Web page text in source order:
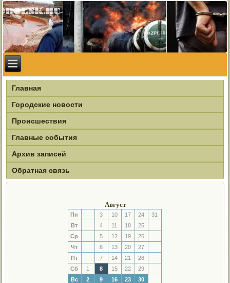
Главная
Городские новости
Происшествия
Главные события
Архив записей
Обратная связь
Август
Пн 3 10 17 24
31
Вт
4 11 18
25
Ср
5 12 19
26
Чт
6 13 20
27
Пт
7 14 21
28
Сб
1 8 15 22
29
Вс
2 9 16 23 30